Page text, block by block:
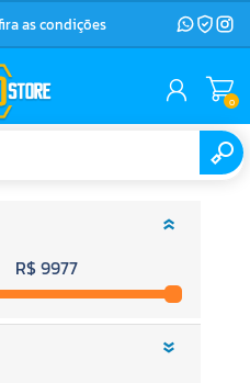
as condições
0
R$ 9977